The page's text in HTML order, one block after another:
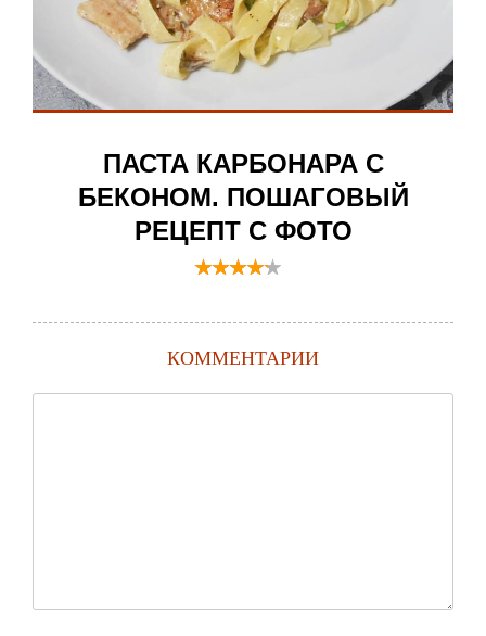
ПАСТА КАРБОНАРА С
БЕКОНОМ. ПОШАГОВЫЙ
РЕЦЕПТ С ФОТО
КОММЕНТАРИИ